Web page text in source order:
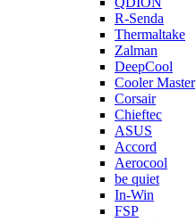
R-Senda
Thermaltake
Zalman
DeepCool
Cooler Master
Corsair
Chieftec
ASUS
Accord
Aerocool
be quiet
In-Win
FSP